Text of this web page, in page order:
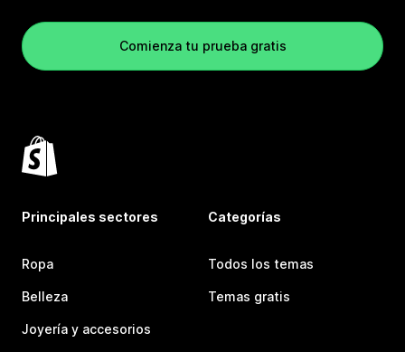
Comienza tu prueba gratis
Principales sectores
Ropa
Belleza
Joyería y accesorios
Categorías
Todos los temas
Temas gratis